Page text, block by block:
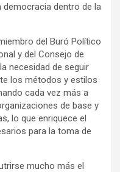
democracia dentro de la
del Buró Político
y del Consejo de
necesidad de seguir
los métodos y estilos
cada vez más a
de base y
lo que enriquece el
para la toma de
mucho más el